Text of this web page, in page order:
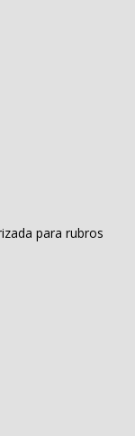
para rubros